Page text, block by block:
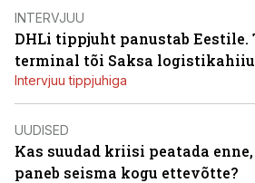
INTERVJUU
DHLi tippjuht panustab Eestile.
terminal tõi Saksa
Intervjuu tippjuhiga
UUDISED
Kas suudad kriisi peatada
paneb seisma kogu ettevõtte?